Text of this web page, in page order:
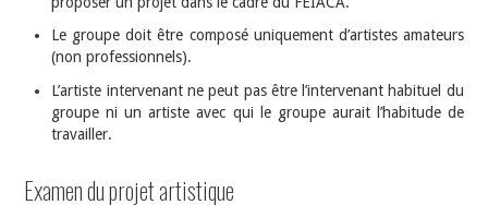
Le groupe doit être composé uniquement d’artistes amateurs
(non professionnels).
L’artiste intervenant ne peut pas être l’intervenant habituel du
groupe ni un artiste avec qui le groupe aurait l’habitude de
travailler.
Examen du projet artistique